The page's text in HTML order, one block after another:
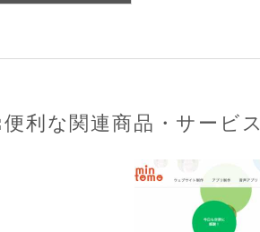
便利な関連商品・サービス